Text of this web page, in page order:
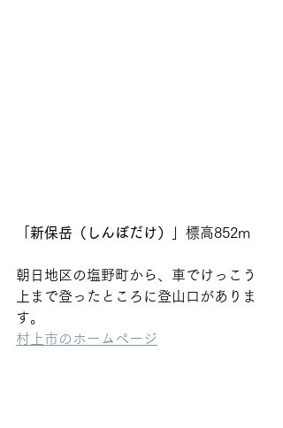
新保岳（しんぼだけ） 」標高852m
朝日地区の塩野町から、車でけっこう
上まで登ったところに登山口がありま
す。
村上市のホームページ